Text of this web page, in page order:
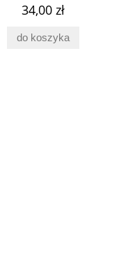
34,00 zł
do koszyka